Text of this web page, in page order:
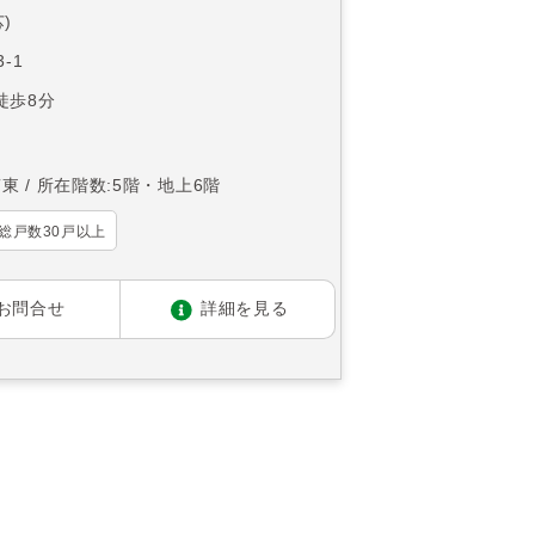
)
1
歩8分
所在階数:5階・地上6階
戸数30戸以上
問合せ 詳細を見る